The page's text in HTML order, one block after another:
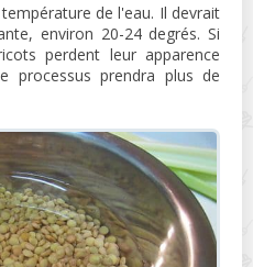
de l'eau. Il devrait
environ 20-24 degrés. Si
perdent leur apparence
processus prendra plus de